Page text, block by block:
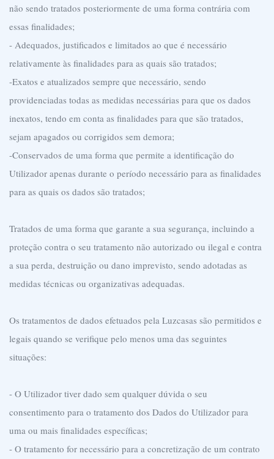
não sendo tratados posteriormente de uma forma contrária com
essas finalidades;
- Adequados, justificados e limitados ao que é necessário
relativamente às finalidades para as quais são tratados;
-Exatos e atualizados sempre que necessário, sendo
providenciadas todas as medidas necessárias para que os dados
inexatos, tendo em conta as finalidades para que são tratados,
sejam apagados ou corrigidos sem demora;
-Conservados de uma forma que permite a identificação do
Utilizador apenas durante o período necessário para as finalidades
para as quais os dados são tratados;
Tratados de uma forma que garante a sua segurança, incluindo a
proteção contra o seu tratamento não autorizado ou ilegal e contra
a sua perda, destruição ou dano imprevisto, sendo adotadas as
medidas técnicas ou organizativas adequadas.
Os tratamentos de dados efetuados pela Luzcasas são permitidos e
legais quando se verifique pelo menos uma das seguintes
situações:
- O Utilizador tiver dado sem qualquer dúvida o seu
consentimento para o tratamento dos Dados do Utilizador para
uma ou mais finalidades específicas;
- O tratamento for necessário para a concretização de um contrato